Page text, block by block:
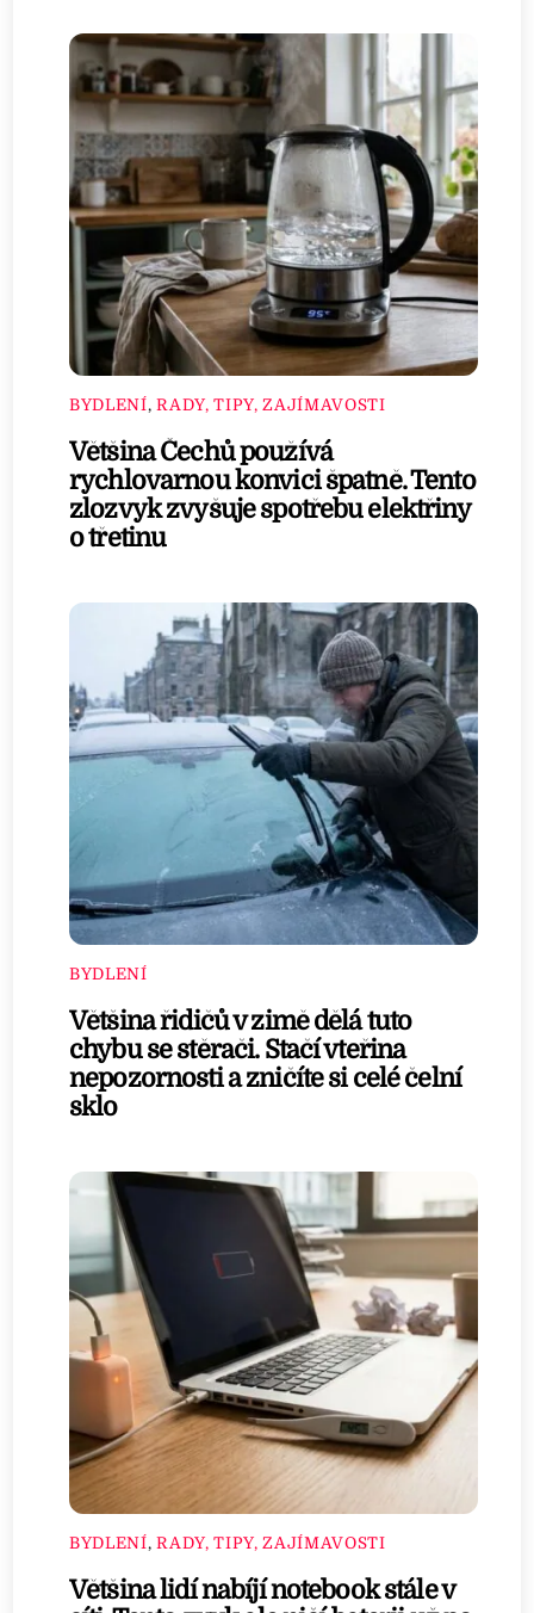
BYDLENÍ,RADY, TIPY, ZAJÍMAVOSTI
Většina Čechů používá
rychlovarnou konvici špatně. Tento
zlozvyk zvyšuje spotřebu elektřiny
o třetinu
BYDLENÍ
Většina řidičů v zimě dělá tuto
chybu se stěrači. Stačí vteřina
nepozornosti a zničíte si celé čelní
sklo
BYDLENÍ,RADY, TIPY, ZAJÍMAVOSTI
Většina lidí nabíjí notebook stále v